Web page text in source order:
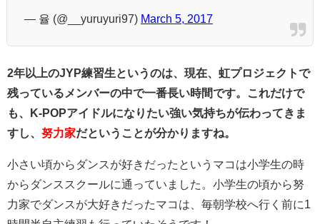
— 율 (@__yuruyuri97) March 5, 2017
2年以上のJYP練習生というのは、現在、虹プロジェクトで
残っているメンバーの中で一番長い時間です。これだけで
も、K-POPアイドルになりたい強い気持ちが伝わってきま
すし、努力家だということが分かりますね。
小さい頃からダンスが好きだったというマコは小学生の時
からダンススクールに通っていました。小学生の頃から努
力家でダンスが大好きだったマコは、毎朝学校へ行く前に1